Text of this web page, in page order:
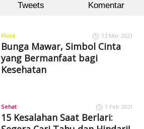
Tweets Komentar
Flora 13 Mar 2021
Bunga Mawar, Simbol Cinta
yang Bermanfaat bagi
Kesehatan
Sehat 1 Feb 2021
15 Kesalahan Saat Berlari: